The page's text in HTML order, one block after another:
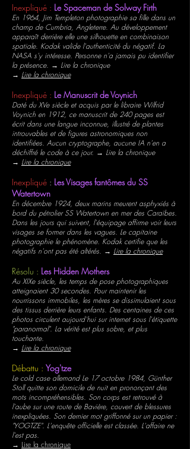
Inexpliqué : Le Spaceman de Solway Firth
En 1964, Jim Templeton photographie sa fille dans un
champ de Cumbria, Angleterre. Au développement
apparaît derrière elle une silhouette en combinaison
spatiale. Kodak valide l'authenticité du négatif. La
NASA s'y intéresse. Personne n'a jamais pu identifier
la présence. → Lire la chronique
→ Lire la chronique
Inexpliqué : Le Manuscrit de Voynich
Daté du XVe siècle et acquis par le libraire Wilfrid
Voynich en 1912, ce manuscrit de 240 pages est
écrit dans une langue inconnue, illustré de plantes
introuvables et de figures astronomiques non
identifiées. Aucun cryptographe, aucune IA n'en a
déchiffré le code à ce jour. → Lire la chronique
→ Lire la chronique
Inexpliqué : Les Visages fantômes du SS
Watertown
En décembre 1924, deux marins meurent asphyxiés à
bord du pétrolier SS Watertown en mer des Caraïbes.
Dans les jours qui suivent, l'équipage affirme voir leurs
visages se former dans les vagues. Le capitaine
photographie le phénomène. Kodak certifie que les
négatifs n'ont pas été altérés. → Lire la chronique
Résolu : Les Hidden Mothers
Au XIXe siècle, les temps de pose photographiques
atteignaient 30 secondes. Pour maintenir les
nourrissons immobiles, les mères se dissimulaient sous
des tissus derrière leurs enfants. Des centaines de ces
photos circulent aujourd'hui sur internet sous l'étiquette
"paranormal". La vérité est plus sobre, et plus
touchante.
→ Lire la chronique
Débattu : Yog'tze
Le cold case allemand Le 17 octobre 1984, Günther
Stoll quitte son domicile de nuit en prononçant des
mots incompréhensibles. Son corps est retrouvé à
l'aube sur une route de Bavière, couvert de blessures
inexpliquées. Son dernier mot griffonné sur un papier :
"YOGTZE". L'enquête officielle est classée. L'affaire ne
l'est pas.
→ Lire la chronique